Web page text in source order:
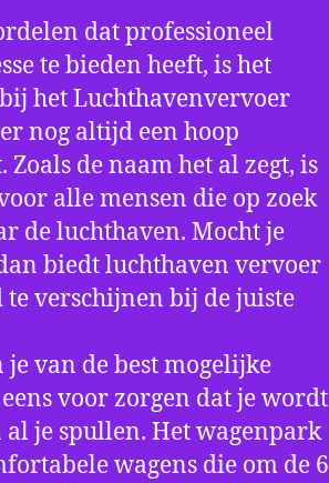
dat professioneel
te bieden heeft, is het
het Luchthavenvervoer
nog altijd een hoop
de naam het al zegt, is
alle mensen die op zoek
de luchthaven. Mocht je
biedt luchthaven vervoer
verschijnen bij de juiste
van de best mogelijke
voor zorgen dat je wordt
je spullen. Het wagenpark
wagens die om de 6